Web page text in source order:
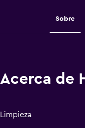
Sobre
Acerca de
Limpieza